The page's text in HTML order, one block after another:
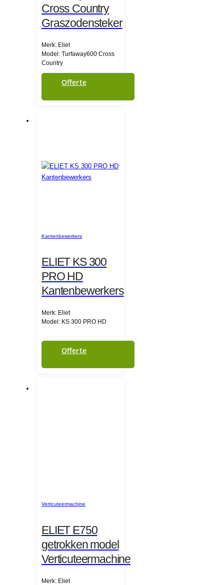
Cross Country
Graszodensteker
Merk: Eliet
Model: Turfaway600 Cross
Country
Offerte
Kantenbewerkers
ELIET KS 300
PRO HD
Kantenbewerkers
Merk: Eliet
Model: KS 300 PRO HD
Offerte
Verticuteermachine
ELIET E750
getrokken model
Verticuteermachine
Merk: Eliet